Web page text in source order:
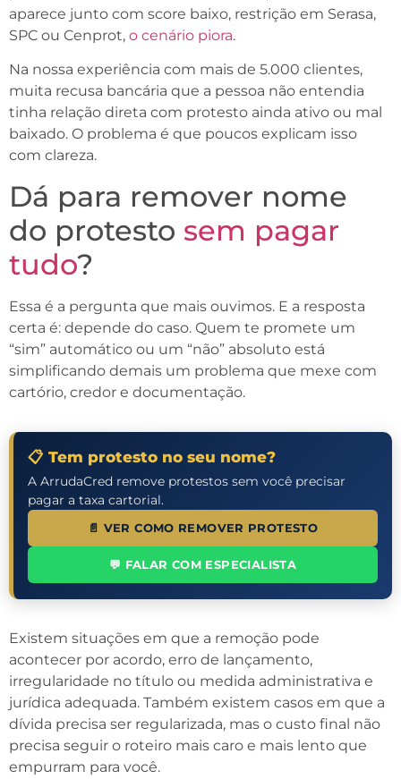
aparece junto com score baixo, restrição em Serasa,
SPC ou Cenprot, o cenário piora.
Na nossa experiência com mais de 5.000 clientes,
muita recusa bancária que a pessoa não entendia
tinha relação direta com protesto ainda ativo ou mal
baixado. O problema é que poucos explicam isso
com clareza.
Dá para remover nome
do protesto sem pagar
tudo?
Essa é a pergunta que mais ouvimos. E a resposta
certa é: depende do caso. Quem te promete um
“sim” automático ou um “não” absoluto está
simplificando demais um problema que mexe com
cartório, credor e documentação.
📋 Tem protesto no seu nome?
A ArrudaCred remove protestos sem você precisar
pagar a taxa cartorial.
📄 VER COMO REMOVER PROTESTO
💬 FALAR COM ESPECIALISTA
Existem situações em que a remoção pode
acontecer por acordo, erro de lançamento,
irregularidade no título ou medida administrativa e
jurídica adequada. Também existem casos em que a
dívida precisa ser regularizada, mas o custo final não
precisa seguir o roteiro mais caro e mais lento que
empurram para você.